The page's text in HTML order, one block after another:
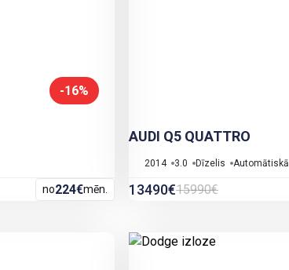
-16%
no224€mēn.
AUDI Q5 QUATTRO
2014 3.0 Dīzelis Automātiskā
13490€15990€